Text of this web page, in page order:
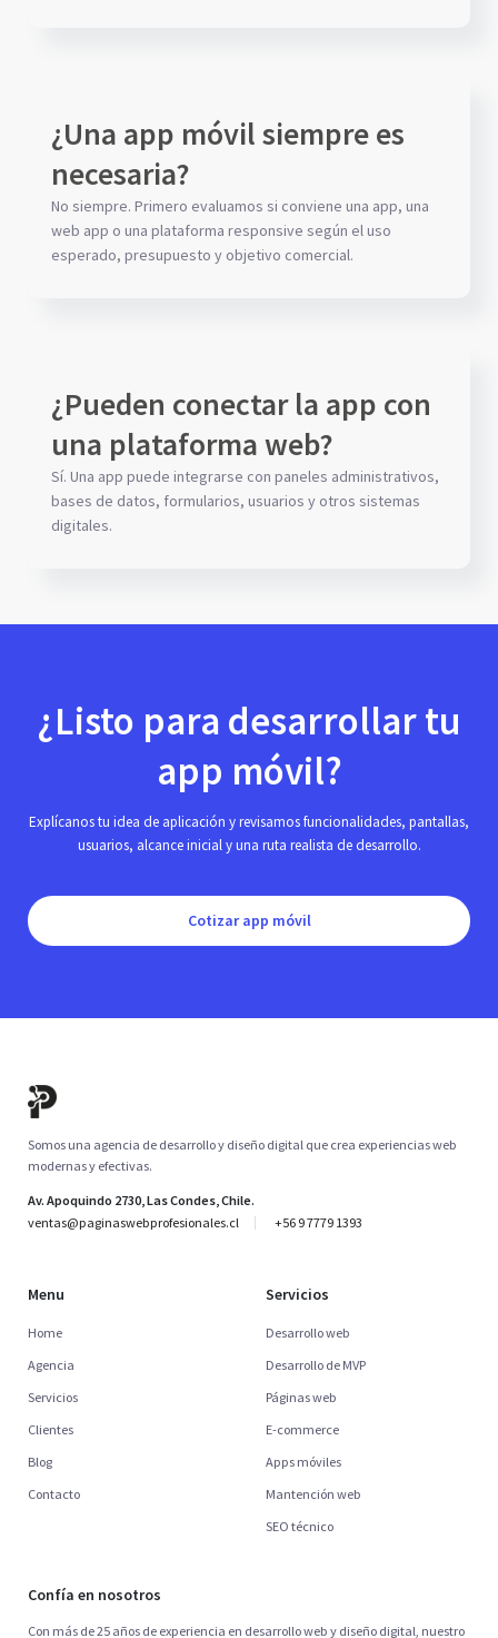
¿Una app móvil siempre es
necesaria?
No siempre. Primero evaluamos si conviene una app, una
web app o una plataforma responsive según el uso
esperado, presupuesto y objetivo comercial.
¿Pueden conectar la app con
una plataforma web?
Sí. Una app puede integrarse con paneles administrativos,
bases de datos, formularios, usuarios y otros sistemas
digitales.
¿Listo para desarrollar tu
app móvil?
Explícanos tu idea de aplicación y revisamos funcionalidades, pantallas,
usuarios, alcance inicial y una ruta realista de desarrollo.
Cotizar app móvil
Somos una agencia de desarrollo y diseño digital que crea experiencias web
modernas y efectivas.
Av. Apoquindo 2730, Las Condes, Chile.
ventas@paginaswebprofesionales.cl
+56 9 7779 1393
Menu
Home
Agencia
Servicios
Clientes
Blog
Contacto
Servicios
Desarrollo web
Desarrollo de MVP
Páginas web
E-commerce
Apps móviles
Mantención web
SEO técnico
Confía en nosotros
Con más de 25 años de experiencia en desarrollo web y diseño digital, nuestro